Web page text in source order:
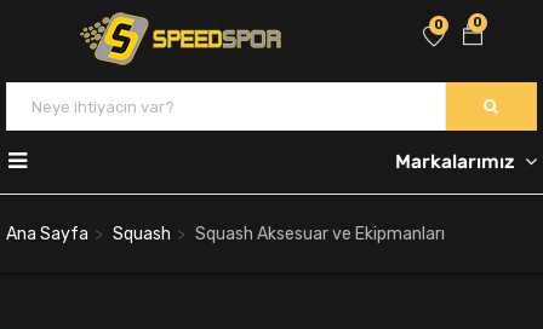
0
0
Markalarımız
Ana Sayfa Squash Squash Aksesuar ve Ekipmanları